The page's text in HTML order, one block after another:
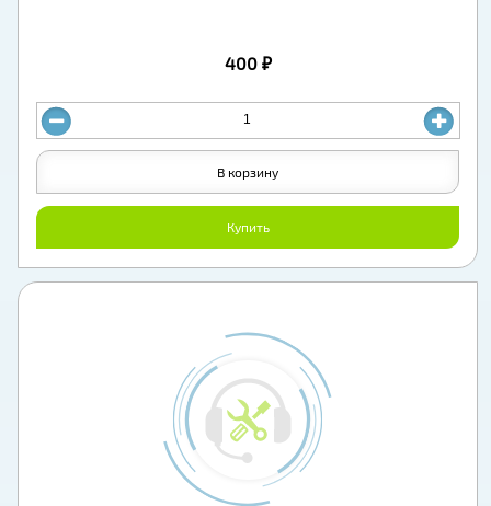
400 ₽
Купить
В корзину